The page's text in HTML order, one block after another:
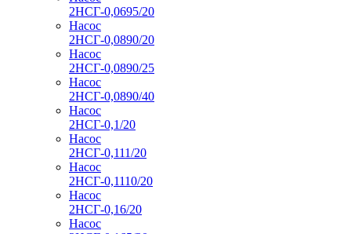
2НСГ-0,0695/20
Насос
2НСГ-0,0890/20
Насос
2НСГ-0,0890/25
Насос
2НСГ-0,0890/40
Насос
2НСГ-0,1/20
Насос
2НСГ-0,111/20
Насос
2НСГ-0,1110/20
Насос
2НСГ-0,16/20
Насос